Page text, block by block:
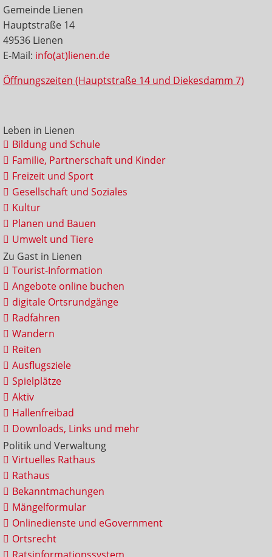
Gemeinde Lienen
Hauptstraße 14
49536 Lienen
E-Mail: info(at)lienen.de
Öffnungszeiten (Hauptstraße 14 und Diekesdamm 7)
Leben in Lienen
Bildung und Schule
Familie, Partnerschaft und Kinder
Freizeit und Sport
Gesellschaft und Soziales
Kultur
Planen und Bauen
Umwelt und Tiere
Zu Gast in Lienen
Tourist-Information
Angebote online buchen
digitale Ortsrundgänge
Radfahren
Wandern
Reiten
Ausflugsziele
Spielplätze
Aktiv
Hallenfreibad
Downloads, Links und mehr
Politik und Verwaltung
Virtuelles Rathaus
Rathaus
Bekanntmachungen
Mängelformular
Onlinedienste und eGovernment
Ortsrecht